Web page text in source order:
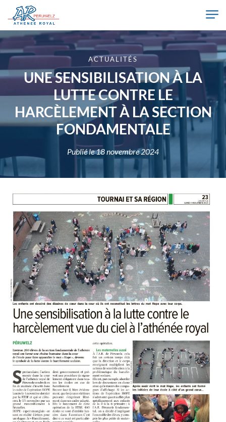
Skip to main content
Athénée Royal de Péruwelz
ACTUALITÉS
UNE SENSIBILISATION À LA
LUTTE CONTRE LE
HARCÈLEMENT À LA SECTION
FONDAMENTALE
Publié le18 novembre 2024